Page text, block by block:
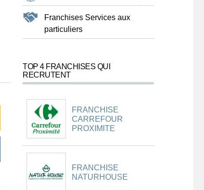
Franchises Services aux
particuliers
TOP 4 FRANCHISES QUI
RECRUTENT
FRANCHISE
CARREFOUR
PROXIMITE
FRANCHISE
NATURHOUSE